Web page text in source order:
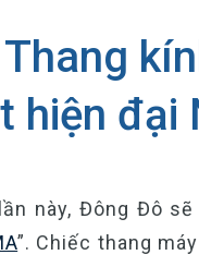
hiện đại
này, Đông Đô
”. Chiếc thang